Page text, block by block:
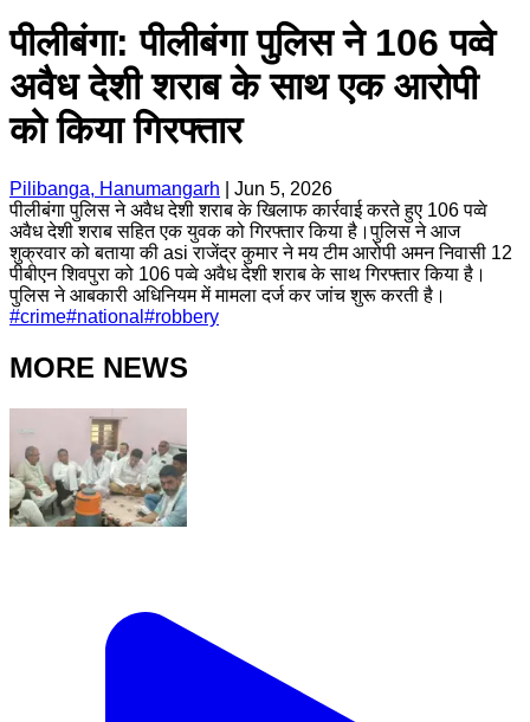
पीलीबंगा: पीलीबंगा पुलिस ने 106 पव्वे
अवैध देशी शराब के साथ एक आरोपी
को किया गिरफ्तार
Pilibanga, Hanumangarh
Jun 5, 2026
पीलीबंगा पुलिस ने अवैध देशी शराब के खिलाफ कार्रवाई करते हुए 106 पव्वे
अवैध देशी शराब सहित एक युवक को गिरफ्तार किया है।पुलिस ने आज
शुक्रवार को बताया की asi राजेंद्र कुमार ने मय टीम आरोपी अमन निवासी 12
पीबीएन शिवपुरा को 106 पव्वे अवैध देशी शराब के साथ गिरफ्तार किया है।
पुलिस ने आबकारी अधिनियम में मामला दर्ज कर जांच शुरू करती है।
#crime#national #robbery
MORE NEWS